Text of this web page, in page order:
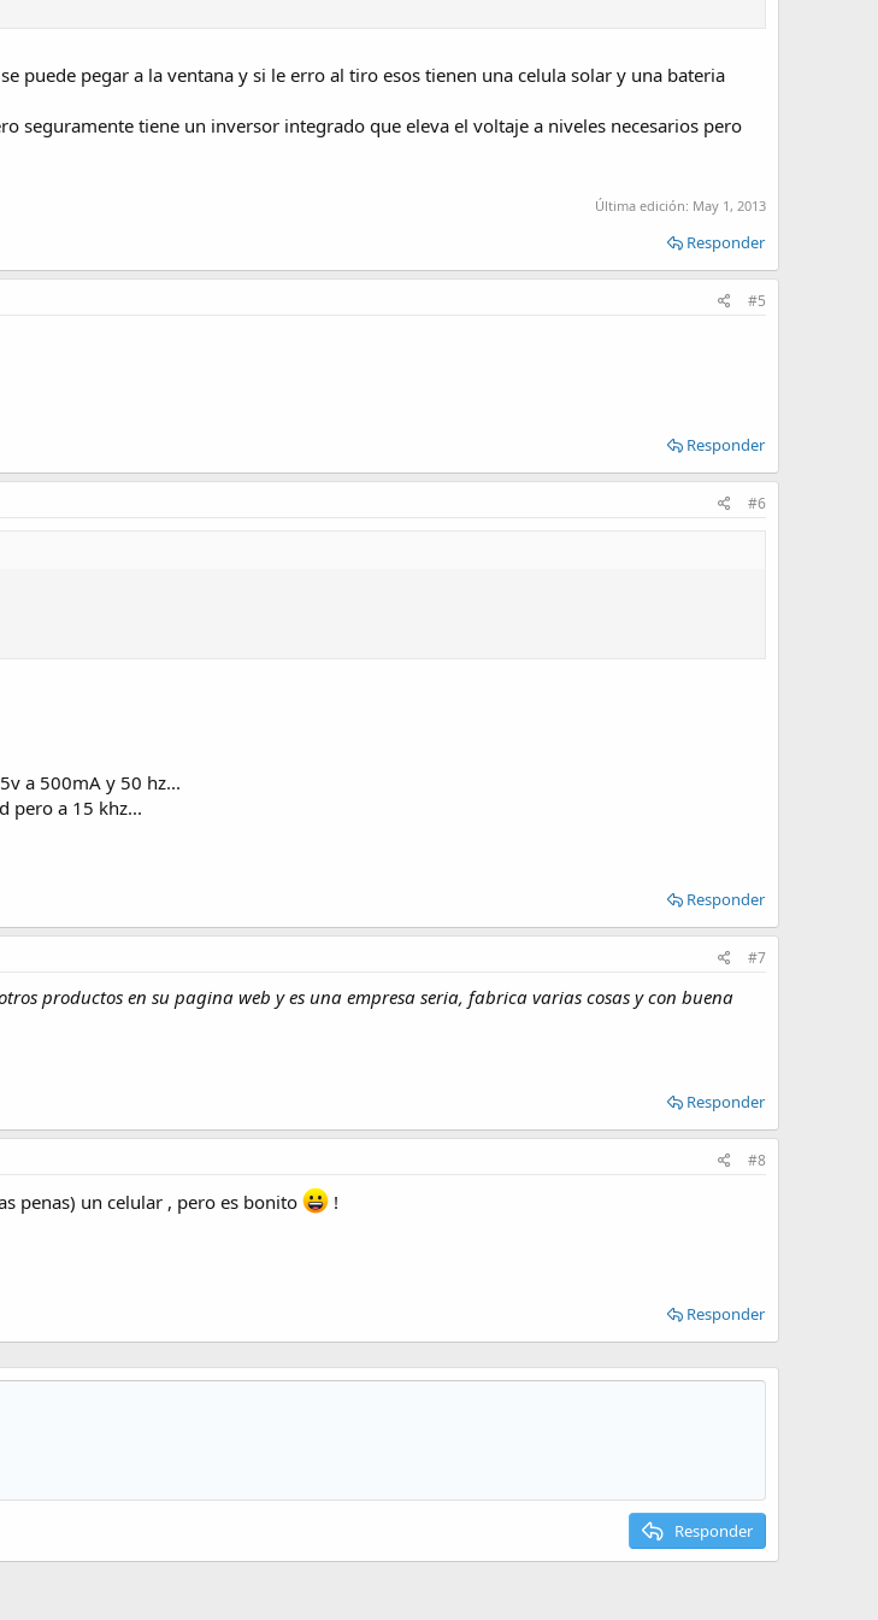
puede pegar a la ventana y si le erro al tiro esos tienen una celula solar y una bateria
seguramente tiene un inversor integrado que eleva el voltaje a niveles necesarios pero
Última edición: May 1, 2013
Responder
#5
Responder
#6
a 500mA y 50 hz...
pero a 15 khz...
Responder
#7
productos en su pagina web y es una empresa seria, fabrica varias cosas y con buena
Responder
#8
penas) un celular , pero es bonito !
Responder
Responder